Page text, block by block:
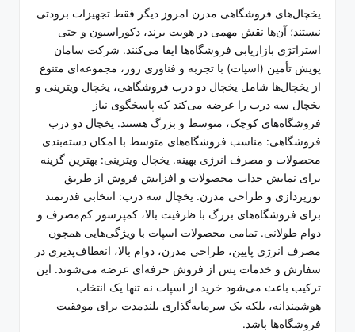
یخچال‌های فروشگاهی مدرن امروز دیگر فقط تجهیزات برودتی
نیستند؛ آن‌ها نقش مهمی در هویت برند، دکوراسیون و حتی
استراتژی بازاریابی فروشگاه‌ها ایفا می‌کنند. شرکت سامان
پویش تأمین (اسپات) با تجربه و فناوری روز، مجموعه‌ای متنوع
از یخچال‌ها شامل یخچال دو درب فروشگاهی، یخچال ویترینی و
یخچال سه درب را عرضه می‌کند که پاسخگوی نیاز
فروشگاه‌های کوچک، متوسط و بزرگ هستند. یخچال دو درب
فروشگاهی: مناسب فروشگاه‌های متوسط با امکان دسته‌بندی
محصولات و مصرف انرژی بهینه. یخچال ویترینی: بهترین گزینه
برای نمایش جذاب محصولات و افزایش فروش از طریق
نورپردازی و طراحی مدرن. یخچال سه درب: انتخابی قدرتمند
برای فروشگاه‌های بزرگ با ظرفیت بالا، کمپرسور کم‌مصرف و
دوام طولانی. تمامی محصولات اسپات با ویژگی‌هایی همچون
مصرف انرژی پایین، طراحی مدرن، دوام بالا، انعطاف‌پذیری در
سفارش و خدمات پس از فروش حرفه‌ای عرضه می‌شوند. این
ترکیب باعث می‌شود خرید از اسپات نه تنها یک انتخاب
هوشمندانه، بلکه یک سرمایه‌گذاری بلندمدت برای موفقیت
فروشگاه‌ها باشد.